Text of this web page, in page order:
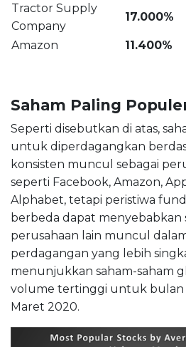
Tractor Supply
Company
17.000%
Amazon 11.400%
Saham Paling
Seperti disebutkan di atas,
untuk diperdagangkan
konsisten muncul sebagai
seperti Facebook, Amazon,
Alphabet, tetapi peristiwa
berbeda dapat menyebabkan
perusahaan lain muncul
perdagangan yang lebih
menunjukkan saham-saham
volume tertinggi untuk bulan
Maret 2020.